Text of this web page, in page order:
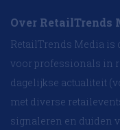
Over RetailTrends
RetailTrends Media
voor professionals in
dagelijkse actualiteit
met diverse
signaleren en duiden